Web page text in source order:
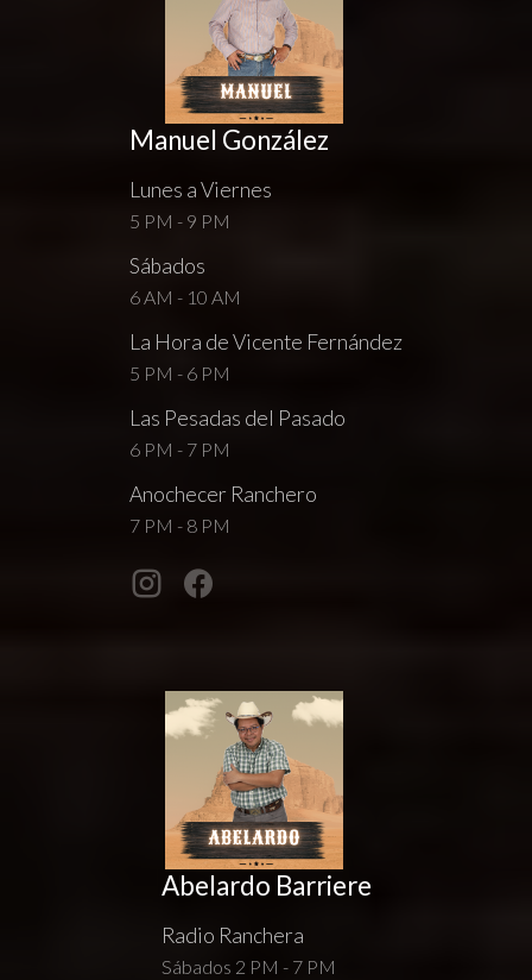
Manuel González
Lunes a Viernes
5 PM - 9 PM
Sábados
6 AM - 10 AM
La Hora de Vicente Fernández
5 PM - 6 PM
Las Pesadas del Pasado
6 PM - 7 PM
Anochecer Ranchero
7 PM - 8 PM
Abelardo Barriere
Radio Ranchera
Sábados 2 PM - 7 PM